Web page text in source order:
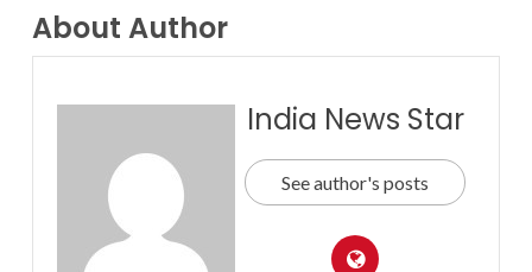
About Author
India News Star
See author's posts